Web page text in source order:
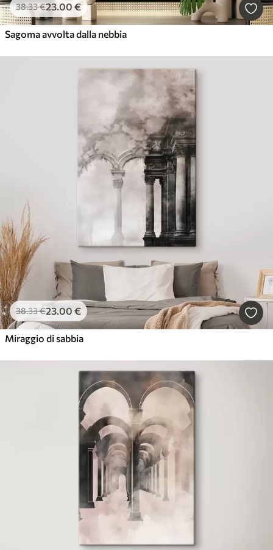
38.33€23.00 €
Sagoma avvolta dalla nebbia
38.33€23 .00 €
Miraggio di sabbia